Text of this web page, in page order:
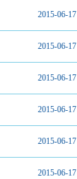
2015-06-17
2015-06-17
2015-06-17
2015-06-17
2015-06-17
2015-06-17